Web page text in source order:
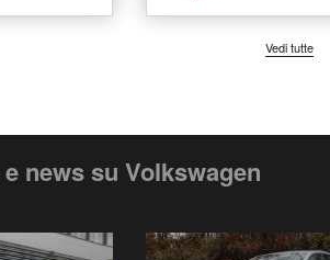
Vedi tutte
news su Volkswagen